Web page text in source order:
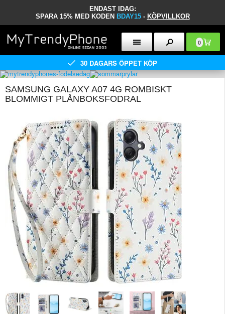
ENDAST IDAG:
SPARA 15% MED KODEN BDAY15 - KÖPVILLKOR
0
30 DAGARS ÖPPET KÖP
SAMSUNG GALAXY A07 4G ROMBISKT
BLOMMIGT PLÅNBOKSFODRAL